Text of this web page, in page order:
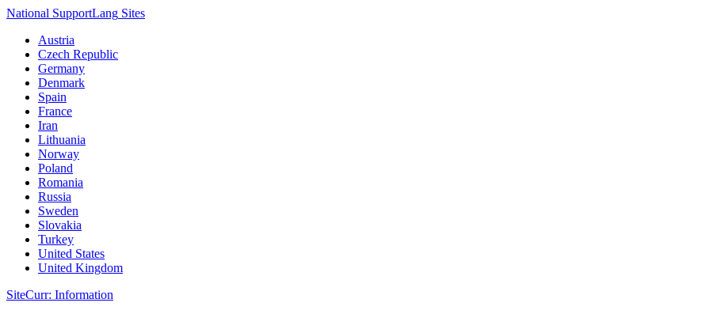
National SupportLang Sites
Austria
Czech Republic
Germany
Denmark
Spain
France
Iran
Lithuania
Norway
Poland
Romania
Russia
Sweden
Slovakia
Turkey
United States
United Kingdom
SiteCurr: Information